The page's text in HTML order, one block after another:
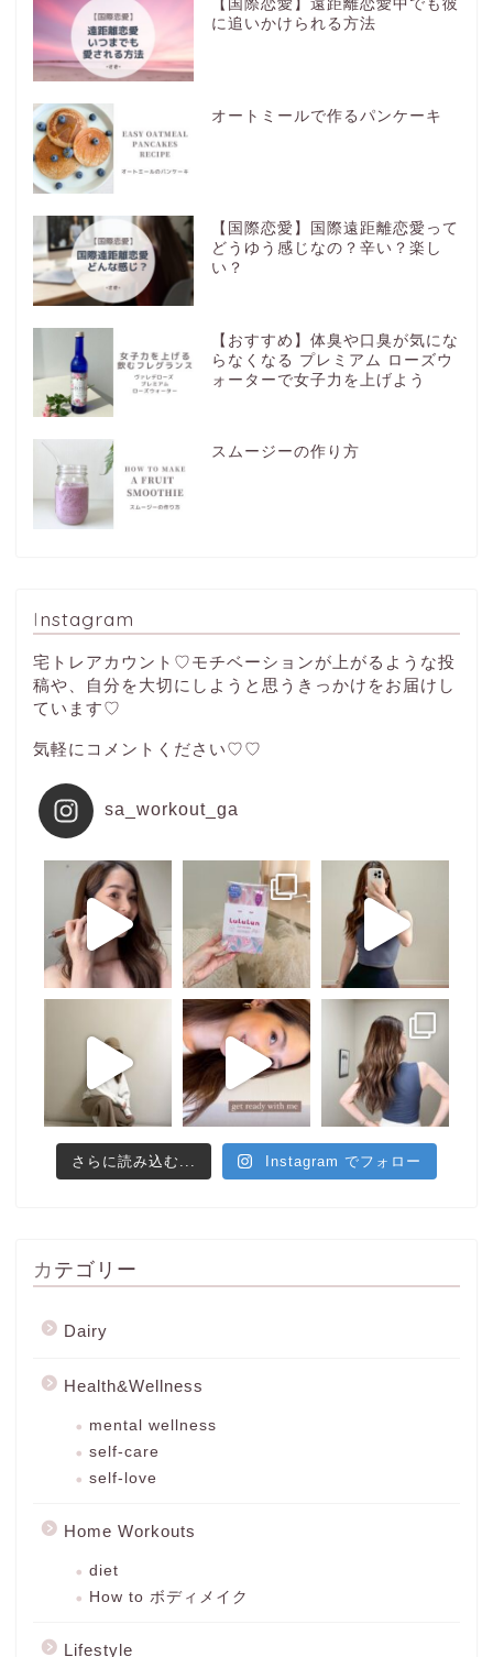
【国際恋愛】遠距離恋愛中でも彼
に追いかけられる方法
オートミールで作るパンケーキ
【国際恋愛】国際遠距離恋愛って
どうゆう感じなの？辛い？楽し
い？
【おすすめ】体臭や口臭が気にな
らなくなる プレミアム ローズウ
ォーターで女子力を上げよう
スムージーの作り方
Instagram
宅トレアカウント♡モチベーションが上がるような投
稿や、自分を大切にしようと思うきっかけをお届けし
ています♡
気軽にコメントください♡♡
sa_workout_ga
さらに読み込む... Instagram でフォロー
カテゴリー
Dairy
Health&Wellness
mental wellness
self-care
self-love
Home Workouts
diet
How to ボディメイク
Lifestyle